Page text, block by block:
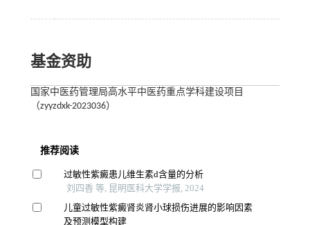
基金资助
国家中医药管理局高水平中医药重点学科建设项目
（zyyzdxk-2023036）